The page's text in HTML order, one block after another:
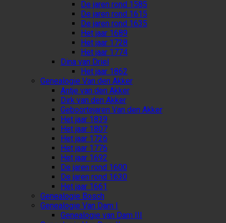
De jaren rond 1585
De jaren rond 1615
De jaren rond 1635
Het jaar 1689
Het jaar 1728
Het jaar 1774
Dina van Driel
Het jaar 1862
Genealogie Van den Akker
Antje van den Akker
Dirk van den Akker
Geboortejaren Van den Akker
Het jaar 1839
Het jaar 1807
Het jaar 1726
Het jaar 1776
Het jaar 1692
De jaren rond 1600
De jaren rond 1630
Het jaar 1661
Genealogie Bosch
Genealogie Van Dam I
Genealogie van Dam III